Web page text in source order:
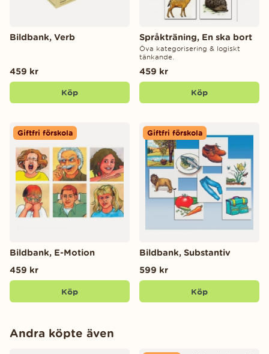
Bildbank, Verb
459 kr
Köp
Språkträning, En ska bort
Öva kategorisering & logiskt
tänkande.
459 kr
Köp
Giftfri förskola
Bildbank, E-Motion
459 kr
Köp
Giftfri förskola
Bildbank, Substantiv
599 kr
Köp
Andra köpte även